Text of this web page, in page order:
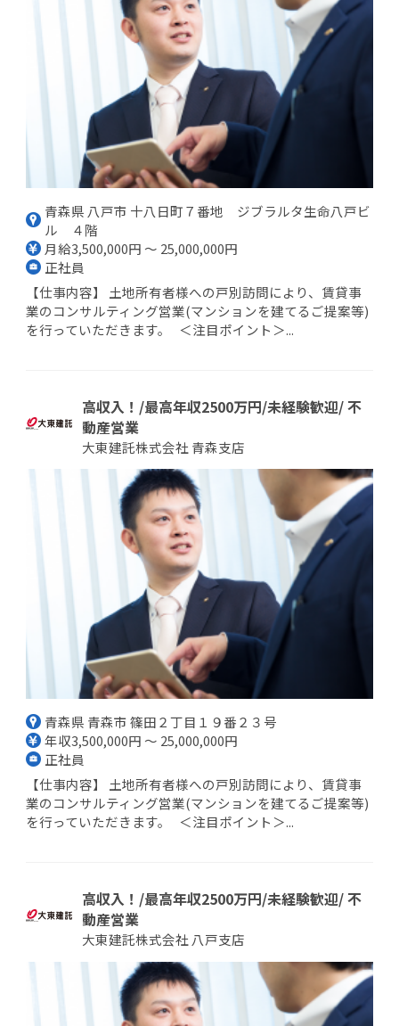
青森県 八戸市 十八日町７番地 ジブラルタ生命八戸ビ
ル ４階
月給3,500,000円 ～ 25,000,000円
正社員
【仕事内容】 土地所有者様への戸別訪問により、賃貸事
業のコンサルティング営業(マンションを建てるご提案等)
を行っていただきます。 ＜注目ポイント＞...
高収入！/最高年収2500万円/未経験歓迎/ 不
動産営業
大東建託株式会社 青森支店
青森県 青森市 篠田２丁目１９番２３号
年収3,500,000円 ～ 25,000,000円
正社員
【仕事内容】 土地所有者様への戸別訪問により、賃貸事
業のコンサルティング営業(マンションを建てるご提案等)
を行っていただきます。 ＜注目ポイント＞...
高収入！/最高年収2500万円/未経験歓迎/ 不
動産営業
大東建託株式会社 八戸支店